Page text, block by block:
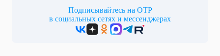
Подписывайтесь на ОТР
в социальных сетях и мессенджерах